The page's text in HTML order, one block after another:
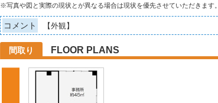
※写真や図と実際の現状とが異なる場合は現状を優先させていただきます。
コメント 【外観】
間取り FLOOR PLANS